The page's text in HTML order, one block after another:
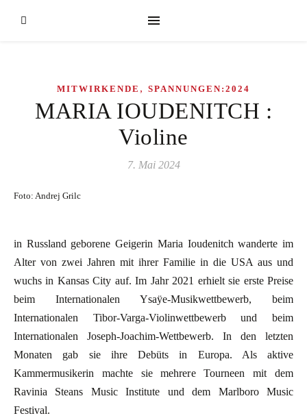
MITWIRKENDE , SPANNUNGEN:2024
MARIA IOUDENITCH :
Violine
7. Mai 2024
Foto: Andrej Grilc
in Russland geborene Geigerin Maria Ioudenitch wanderte im
Alter von zwei Jahren mit ihrer Familie in die USA aus und
wuchs in Kansas City auf. Im Jahr 2021 erhielt sie erste Preise
beim Internationalen Ysaÿe-Musikwettbewerb, beim
Internationalen Tibor-Varga-Violinwettbewerb und beim
Internationalen Joseph-Joachim-Wettbewerb. In den letzten
Monaten gab sie ihre Debüts in Europa. Als aktive
Kammermusikerin machte sie mehrere Tourneen mit dem
Ravinia Steans Music Institute und dem Marlboro Music
Festival.